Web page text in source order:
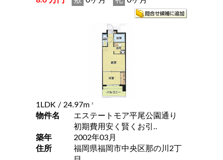
1LDK / 24.97m 2
物件名
エステートモア平尾公園通り
初期費用安く賢くお引..
築年
2002年03月
住所
福岡県福岡市中央区那の川2丁